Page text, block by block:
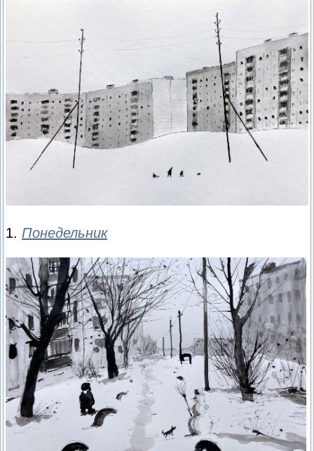
1. Понедельник